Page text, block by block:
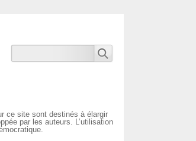
ce site sont destinés à élargir
par les auteurs. L’utilisation